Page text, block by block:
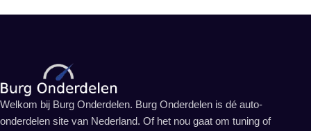
Welkom bij Burg Onderdelen. Burg Onderdelen is dé auto-
onderdelen site van Nederland. Of het nou gaat om tuning of